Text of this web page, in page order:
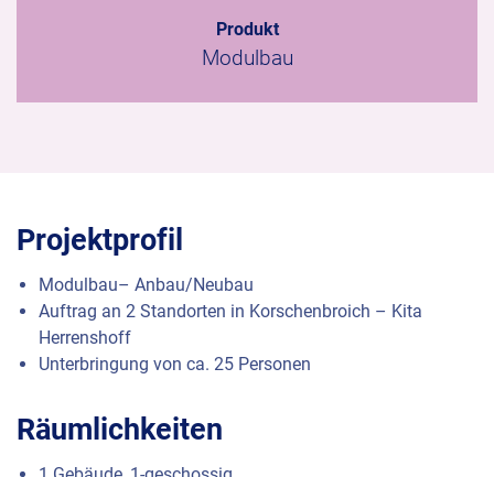
Produkt
Modulbau
Projektprofil
Modulbau– Anbau/Neubau
Auftrag an 2 Standorten in Korschenbroich – Kita
Herrenshoff
Unterbringung von ca. 25 Personen
Räumlichkeiten